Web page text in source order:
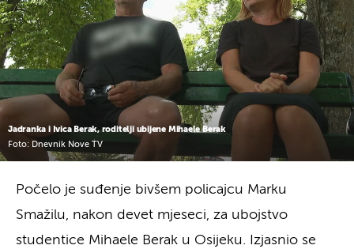
Jadranka i Ivica Berak, roditelji ubijene Mihaele Berak
Foto: Dnevnik Nove TV
Počelo je suđenje bivšem policajcu Marku
Smažilu, nakon devet mjeseci, za ubojstvo
studentice Mihaele Berak u Osijeku. Izjasnio se